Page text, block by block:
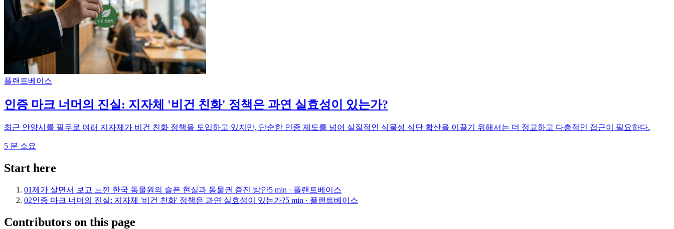
플랜트베이스
인증 마크 너머의 진실: 지자체 '비건 친화' 정책은 과연 실효성이 있는가?
최근 안양시를 필두로 여러 지자체가 비건 친화 정책을 도입하고 있지만, 단순한 인증 제도를 넘어 실질적인 식물성 식단 확산을 이끌기 위해서는 더 정교하고 다층적인 접근이 필요하다.
5 분 소요
Start here
01제가 살면서 보고 느낀 한국 동물원의 슬픈 현실과 동물권 증진 방안5 min · 플랜트베이스
02인증 마크 너머의 진실: 지자체 '비건 친화' 정책은 과연 실효성이 있는가?5 min · 플랜트베이스
Contributors on this page